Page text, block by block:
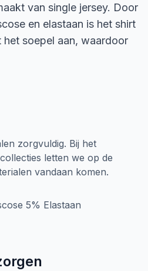
van single jersey. Door
en elastaan is het shirt
soepel aan, waardoor
zorgvuldig. Bij het
letten we op de
vandaan komen.
5% Elastaan